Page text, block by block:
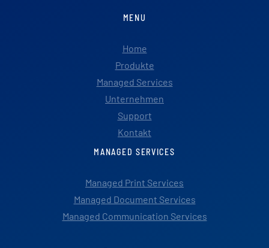
MENU
Home
Produkte
Managed Services
Unternehmen
Support
Kontakt
MANAGED SERVICES
Managed Print Services
Managed Document Services
Managed Communication Services